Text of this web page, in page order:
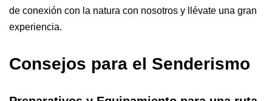
de conexión con la natura con nosotros y llévate una gran
experiencia.
Consejos para el Senderismo